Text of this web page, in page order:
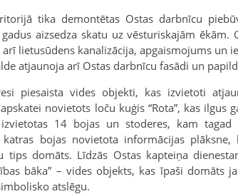
tika demontētas Ostas darbnīcu
aizsedza skatu uz vēsturiskajām ēkām.
arī lietusūdens kanalizācija, apgaismojums un
atjaunoja arī Ostas darbnīcu fasādi un
piesaista vides objekti, kas izvietoti
apskatei novietots loču kuģis “Rota”, kas ilgus
14 bojas un stoderes, kam
bojas novietota informācijas
tips domāts. Līdzās Ostas kapteiņa
bāka” – vides objekts, kas īpaši domāts
atslēgu.